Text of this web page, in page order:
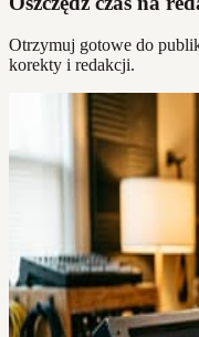
Otrzymuj gotowe do
korekty i redakcji.